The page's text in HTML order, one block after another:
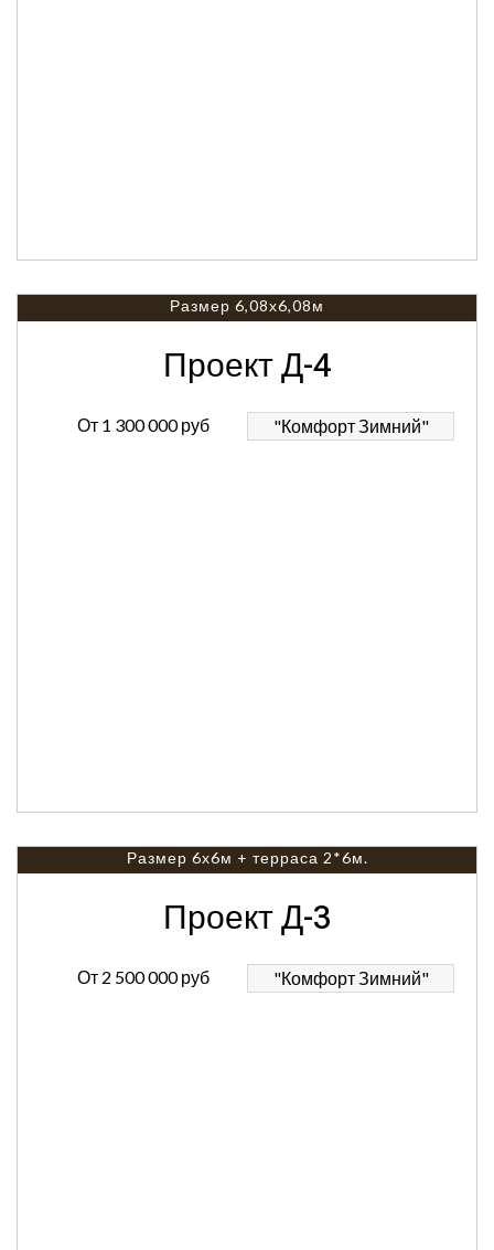
Размер 6,08х6,08м
Проект Д-4
От 1 300 000 руб "Комфорт Зимний"
Размер 6х6м + терраса 2*6м.
Проект Д-3
От 2 500 000 руб "Комфорт Зимний"